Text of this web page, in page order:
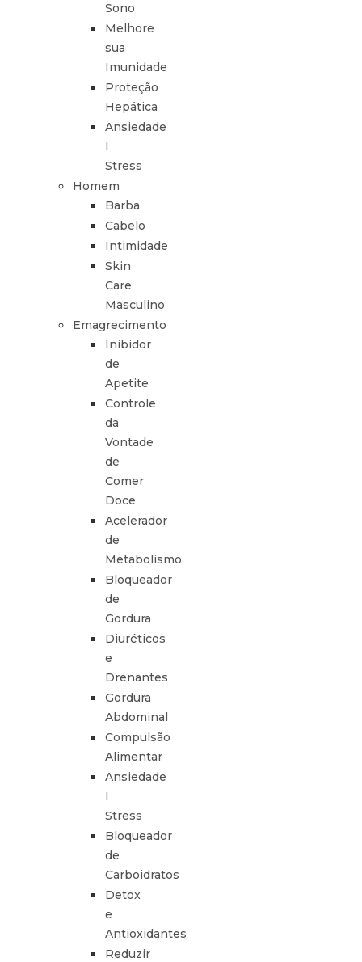
Sono
Melhore
sua
Imunidade
Proteção
Hepática
Ansiedade
I
Stress
Homem
Barba
Cabelo
Intimidade
Skin
Care
Masculino
Emagrecimento
Inibidor
de
Apetite
Controle
da
Vontade
de
Comer
Doce
Acelerador
de
Metabolismo
Bloqueador
de
Gordura
Diuréticos
e
Drenantes
Gordura
Abdominal
Compulsão
Alimentar
Ansiedade
I
Stress
Bloqueador
de
Carboidratos
Detox
e
Antioxidantes
Reduzir